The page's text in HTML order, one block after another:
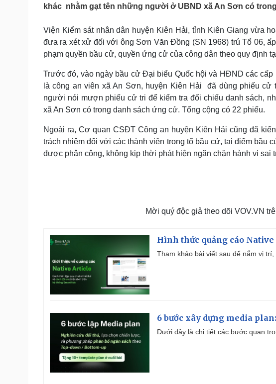
Vụ án
Tư vấn luật
Vũ khí
Phân tích
Bóng đá
Thế giới
eSports
Hậu
Dinh dưỡng - món ngon
Cây thuốc
Sản phụ khoa
Nhi khoa
Làm đẹp - giảm cân
Phòng mạch online
Ăn sạch sống khỏe
Nhà đẹp
Blog
Tình yêu - Gia đình
Sân
Văn học
Âm nhạc
Di sản
khác nhằm gạt tên những người ở UBND xã An Sơn có
Viện Kiểm sát nhân dân huyện Kiên Hải, tỉnh Kiên Giang vừa
đưa ra xét xử đối với ông Sơn Văn Đồng (SN 1968) trú Tổ 06,
phạm quyền bầu cử, quyền ứng cử của công dân theo quy định
Trước đó, vào ngày bầu cử Đại biểu Quốc hội và HĐND các
là công an viên xã An Sơn, huyện Kiên Hải đã dùng phiếu
người nói mượn phiếu cử tri để kiểm tra đối chiếu danh sách,
xã An Sơn có trong danh sách ứng cử. Tổng cộng có 22 phiếu.
Ngoài ra, Cơ quan CSĐT Công an huyện Kiên Hải cũng đã
trách nhiệm đối với các thành viên trong tổ bầu cử, tại điểm bầu
được phân công, không kịp thời phát hiện ngăn chặn hành vi sai
Mời quý độc giả theo dõi VOV.VN
Hình thức quảng cáo
Tham khảo bài viết sau để nắm vị
6 bước xây dựng media
Dưới đây là chi tiết các bước quan